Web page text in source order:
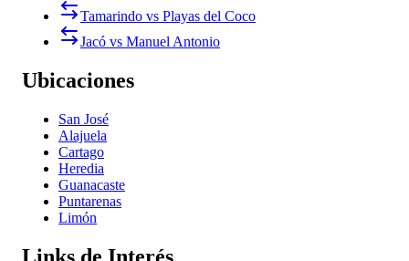
Tamarindo vs Playas del Coco
Jacó vs Manuel Antonio
Ubicaciones
San José
Alajuela
Cartago
Heredia
Guanacaste
Puntarenas
Limón